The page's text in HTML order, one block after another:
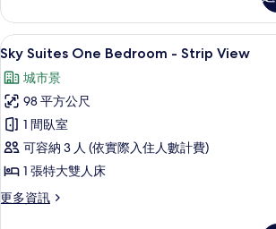
的
所
有
相
片
Two
Bedroom
Penthouse
Strip
View
的
詳
情
顯
示
Sky
Suites
One
Bedroom
-
Strip
6
Sky Suites One Bedroom - Strip View
城市景
98 平方公尺
1 間臥室
可容納 3 人 (依實際入住人數計費)
1 張特大雙人床
更多資訊
更